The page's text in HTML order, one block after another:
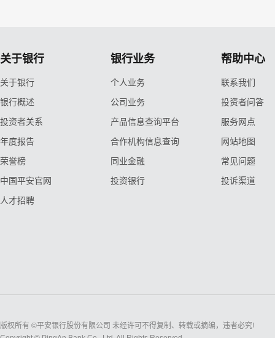
关于银行
关于银行
银行概述
投资者关系
年度报告
荣誉榜
中国平安官网
人才招聘
银行业务
个人业务
公司业务
产品信息查询平台
合作机构信息查询
同业金融
投资银行
帮助中心
联系我们
投资者问答
服务网点
网站地图
常见问题
投诉渠道
版权所有 ©平安银行股份有限公司 未经许可不得复制、转载或摘编，违者必究!